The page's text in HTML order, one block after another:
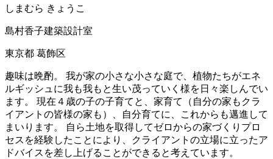
しまむら きょうこ
島村香子建築設計室
東京都 葛飾区
趣味は晩酌。 我が家の小さな小さな庭で、植物たちがエネ
ルギッシュに我も我もと生い茂っていく様を日々楽しんでい
ます。 現在４歳の子の子育てと、家育て（自分の家もクラ
イアントの皆様の家も）、自分育てに、これからも邁進して
まいります。 自ら土地を取得してゼロからの家づくりプロ
セスを経験したことにより、クライアントの立場に立ったア
ドバイスを差し上げることができると考えています。